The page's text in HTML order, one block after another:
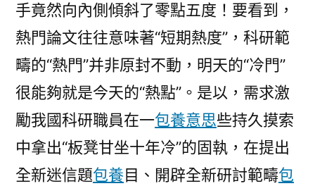
手竟然向內側傾斜了零點五度！要看到，
熱門論文往往意味著“短期熱度”，科研範
疇的“熱門”并非原封不動，明天的“冷門”
很能夠就是今天的“熱點”。是以，需求激
勵我國科研職員在一包養意思些持久摸索
中拿出“板凳甘坐十年冷”的固執，在提出
全新迷信題包養目、開辟全新研討範疇包